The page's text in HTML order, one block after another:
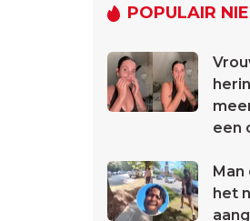
POPULAIR
een
Man
het